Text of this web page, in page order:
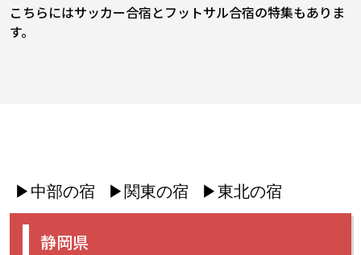
こちらにはサッカー合宿とフットサル合宿の特集もありま
す。
▶中部の宿 ▶関東の宿 ▶東北の宿
静岡県